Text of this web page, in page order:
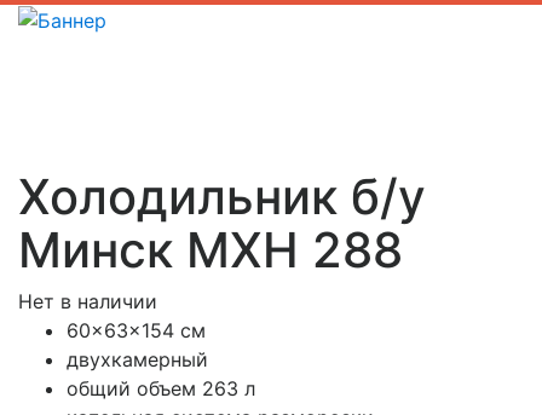
Холодильник б/у
Минск МХН 288
Нет в наличии
60x63x154 см
двухкамерный
общий объем 263 л